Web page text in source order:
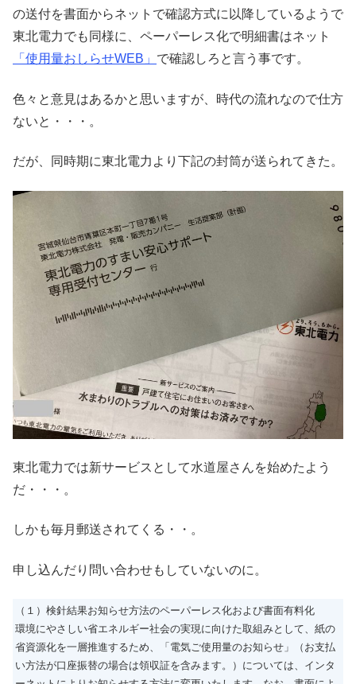
の送付を書面からネットで確認方式に以降しているようで
東北電力でも同様に、ペーパーレス化で明細書はネット
「使用量おしらせWEB」 で確認しろと言う事です。
色々と意見はあるかと思いますが、時代の流れなので仕方
ないと・・・。
だが、同時期に東北電力より下記の封筒が送られてきた。
東北電力では新サービスとして水道屋さんを始めたよう
だ・・・。
しかも毎月郵送されてくる・・。
申し込んだり問い合わせもしていないのに。
（１）検針結果お知らせ方法のペーパーレス化および書面有料化
環境にやさしい省エネルギー社会の実現に向けた取組みとして、紙の
省資源化を一層推進するため、「電気ご使用量のお知らせ」（お支払
い方法が口座振替の場合は領収証を含みます。）については、インタ